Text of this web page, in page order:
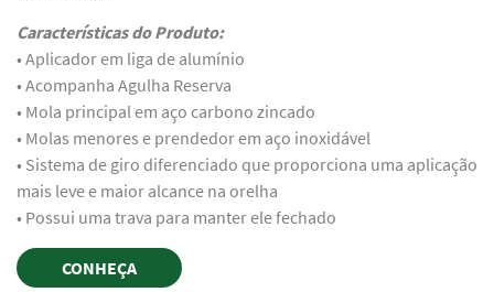
Características do Produto:
• Aplicador em liga de alumínio
• Acompanha Agulha Reserva
• Mola principal em aço carbono zincado
• Molas menores e prendedor em aço inoxidável
• Sistema de giro diferenciado que proporciona uma aplicação
mais leve e maior alcance na orelha
• Possui uma trava para manter ele fechado
CONHEÇA